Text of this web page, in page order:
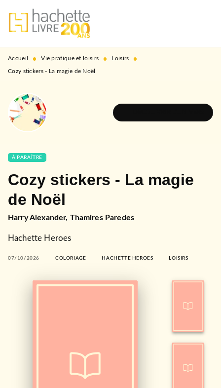
MENU RECHERCHE
PIED DE PAGE
Accueil • Vie pratique et loisirs • Loisirs •
Cozy stickers - La magie de Noël
À PARAÎTRE
Cozy stickers - La magie
de Noël
Harry Alexander, Thamires Paredes
Hachette Heroes
07/10/2026 COLORIAGE HACHETTE HEROES LOISIRS